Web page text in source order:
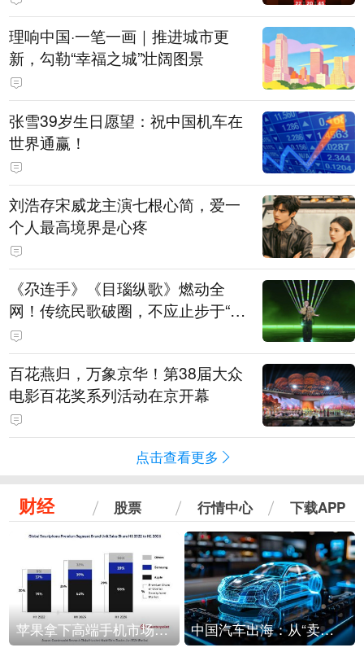
理响中国·一笔一画｜推进城市更
新，勾勒“幸福之城”壮阔图景
张雪39岁生日愿望：祝中国机车在
世界通赢！
刘浩存宋威龙主演七根心简，爱一
个人最高境界是心疼
《尕连手》《目瑙纵歌》燃动全
网！传统民歌破圈，不应止步于“上
头”
百花燕归，万象京华！第38届大众
电影百花奖系列活动在京开幕
点击查看更多
财经 股票 行情中心 下载APP
苹果拿下高端手机市场65%的份额：iPhone 17系列功不可没 中国汽车出海：从“卖出去”到“走进去”